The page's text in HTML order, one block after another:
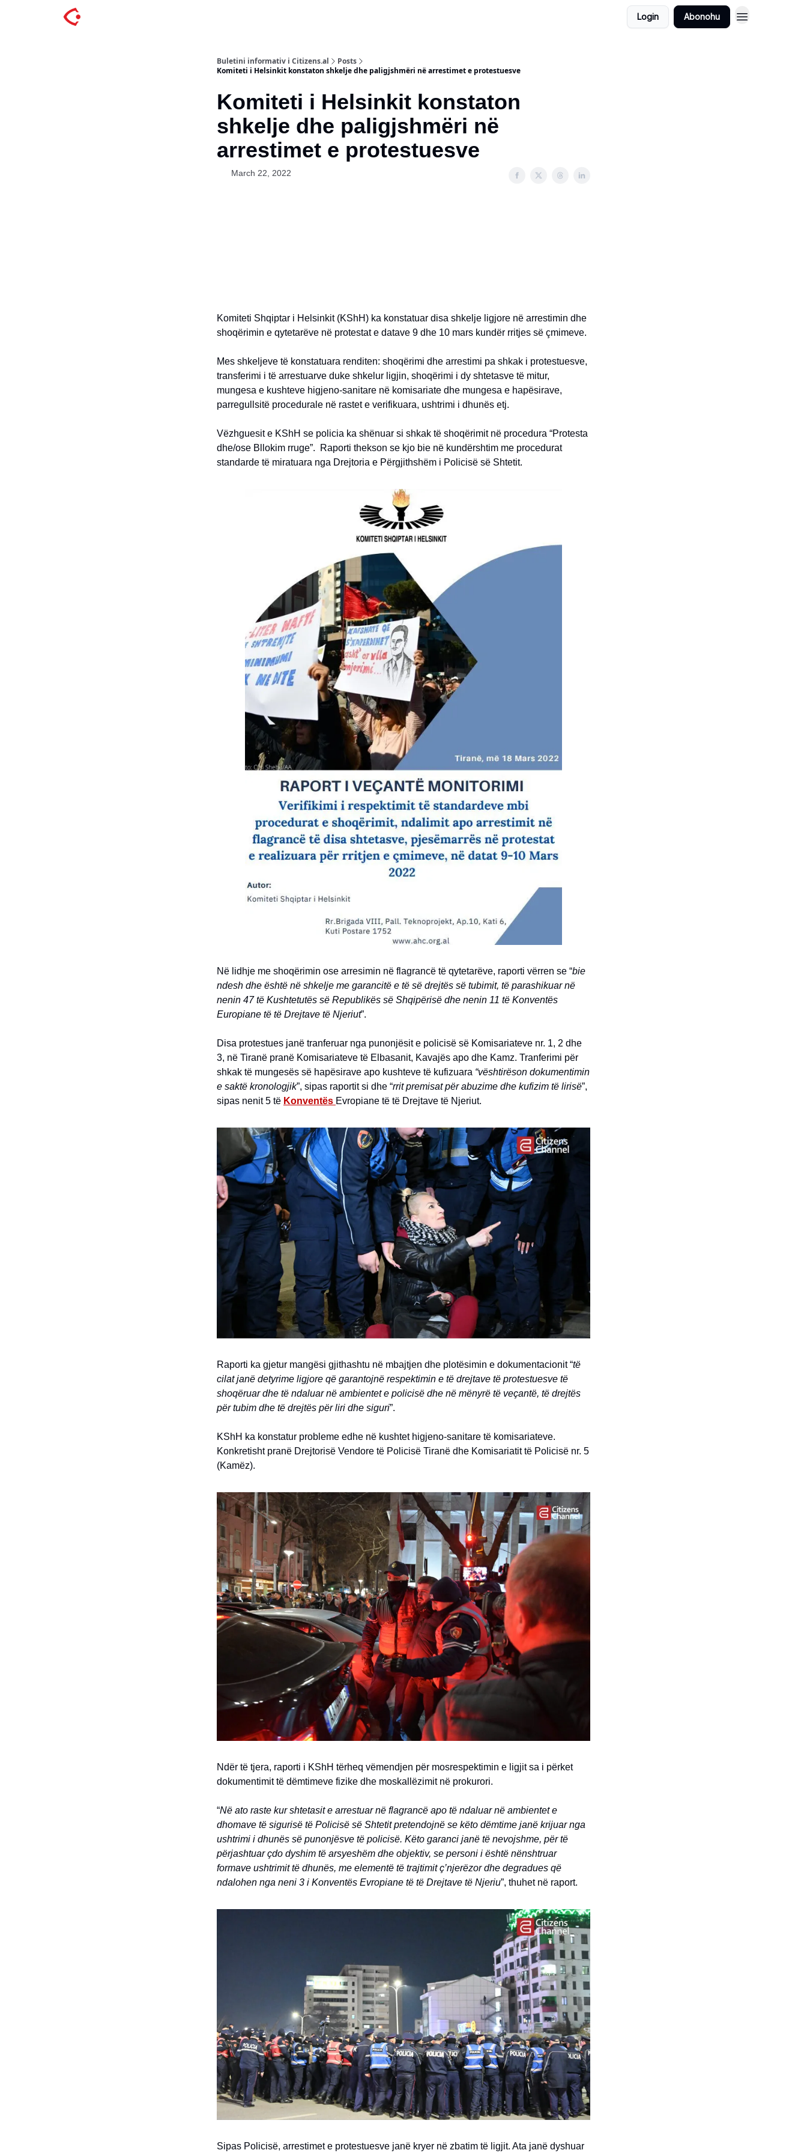
Login Abonohu
Buletini informativ i Citizens.al
Posts
Komiteti i Helsinkit konstaton shkelje dhe paligjshmëri në arrestimet e protestuesve
Komiteti i Helsinkit konstaton
shkelje dhe paligjshmëri në
arrestimet e protestuesve
March 22, 2022
Komiteti Shqiptar i Helsinkit (KShH) ka konstatuar disa shkelje ligjore në arrestimin dhe
shoqërimin e qytetarëve në protestat e datave 9 dhe 10 mars kundër rritjes së çmimeve.
Mes shkeljeve të konstatuara renditen: shoqërimi dhe arrestimi pa shkak i protestuesve,
transferimi i të arrestuarve duke shkelur ligjin, shoqërimi i dy shtetasve të mitur,
mungesa e kushteve higjeno-sanitare në komisariate dhe mungesa e hapësirave,
parregullsitë procedurale në rastet e verifikuara, ushtrimi i dhunës etj.
Vëzhguesit e KShH se policia ka shënuar si shkak të shoqërimit në procedura “Protesta
dhe/ose Bllokim rruge”. Raporti thekson se kjo bie në kundërshtim me procedurat
standarde të miratuara nga Drejtoria e Përgjithshëm i Policisë së Shtetit.
Në lidhje me shoqërimin ose arresimin në flagrancë të qytetarëve, raporti vërren se “bie
ndesh dhe është në shkelje me garancitë e të së drejtës së tubimit, të parashikuar në
nenin 47 të Kushtetutës së Republikës së Shqipërisë dhe nenin 11 të Konventës
Europiane të të Drejtave të Njeriut”.
Disa protestues janë tranferuar nga punonjësit e policisë së Komisariateve nr. 1, 2 dhe
3, në Tiranë pranë Komisariateve të Elbasanit, Kavajës apo dhe Kamz. Tranferimi për
shkak të mungesës së hapësirave apo kushteve të kufizuara “vështirëson dokumentimin
e saktë kronologjik”, sipas raportit si dhe “rrit premisat për abuzime dhe kufizim të lirisë”,
sipas nenit 5 të Konventës Evropiane të të Drejtave të Njeriut.
Raporti ka gjetur mangësi gjithashtu në mbajtjen dhe plotësimin e dokumentacionit “të
cilat janë detyrime ligjore që garantojnë respektimin e të drejtave të protestuesve të
shoqëruar dhe të ndaluar në ambientet e policisë dhe në mënyrë të veçantë, të drejtës
për tubim dhe të drejtës për liri dhe siguri”.
KShH ka konstatur probleme edhe në kushtet higjeno-sanitare të komisariateve.
Konkretisht pranë Drejtorisë Vendore të Policisë Tiranë dhe Komisariatit të Policisë nr. 5
(Kamëz).
Ndër të tjera, raporti i KShH tërheq vëmendjen për mosrespektimin e ligjit sa i përket
dokumentimit të dëmtimeve fizike dhe moskallëzimit në prokurori.
“Në ato raste kur shtetasit e arrestuar në flagrancë apo të ndaluar në ambientet e
dhomave të sigurisë të Policisë së Shtetit pretendojnë se këto dëmtime janë krijuar nga
ushtrimi i dhunës së punonjësve të policisë. Këto garanci janë të nevojshme, për të
përjashtuar çdo dyshim të arsyeshëm dhe objektiv, se personi i është nënshtruar
formave ushtrimit të dhunës, me elementë të trajtimit ç’njerëzor dhe degradues që
ndalohen nga neni 3 i Konventës Evropiane të të Drejtave të Njeriu”, thuhet në raport.
Sipas Policisë, arrestimet e protestuesve janë kryer në zbatim të ligjit. Ata janë dyshuar